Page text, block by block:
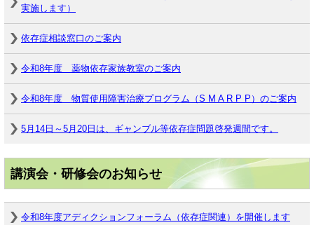
実施します）
依存症相談窓口のご案内
令和8年度 薬物依存家族教室のご案内
令和8年度 物質使用障害治療プログラム（S M A R P P）のご案内
5月14日～5月20日は、ギャンブル等依存症問題啓発週間です。
講演会・研修会のお知らせ
令和8年度アディクションフォーラム（依存症関連）を開催します